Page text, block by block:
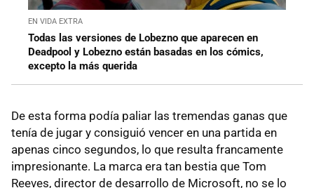
EN VIDA EXTRA
Todas las versiones de Lobezno que aparecen en
Deadpool y Lobezno están basadas en los cómics,
excepto la más querida
De esta forma podía paliar las tremendas ganas que
tenía de jugar y consiguió vencer en una partida en
apenas cinco segundos, lo que resulta francamente
impresionante. La marca era tan bestia que Tom
Reeves, director de desarrollo de Microsoft, no se lo